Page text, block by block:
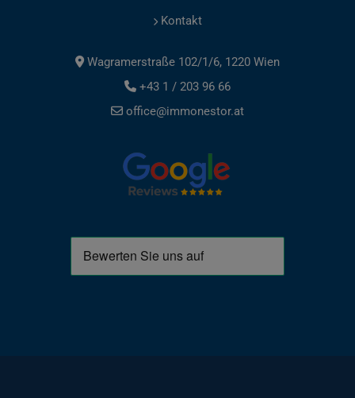
Kontakt
Wagramerstraße 102/1/6, 1220 Wien
+43 1 / 203 96 66
office@immonestor.at